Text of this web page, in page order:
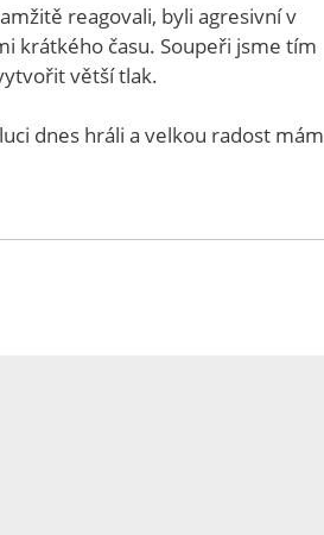
reagovali, byli agresivní v
krátkého času. Soupeři jsme tím
větší tlak.
dnes hráli a velkou radost mám